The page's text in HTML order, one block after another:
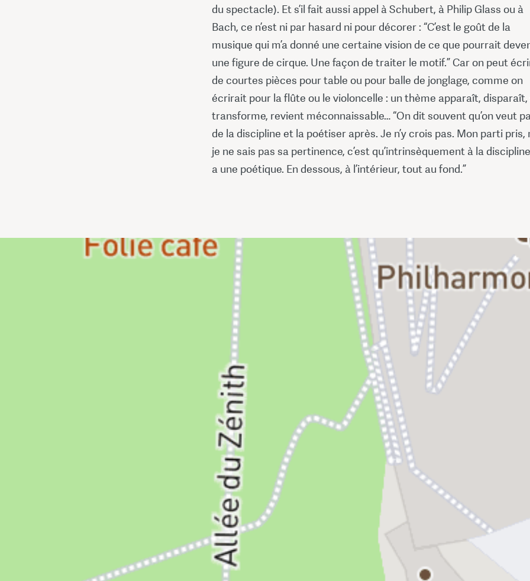
du spectacle). Et s’il fait aussi appel à Schubert, à Philip Glass ou à
Bach, ce n’est ni par hasard ni pour décorer : “C’est le goût de la
musique qui m’a donné une certaine vision de ce que pourrait
une figure de cirque. Une façon de traiter le motif.” Car on peut
de courtes pièces pour table ou pour balle de jonglage, comme on
écrirait pour la flûte ou le violoncelle : un thème apparaît, disparaît,
transforme, revient méconnaissable… “On dit souvent qu’on veut
de la discipline et la poétiser après. Je n’y crois pas. Mon parti pris,
je ne sais pas sa pertinence, c’est qu’intrinsèquement à la
a une poétique. En dessous, à l’intérieur, tout au fond.”